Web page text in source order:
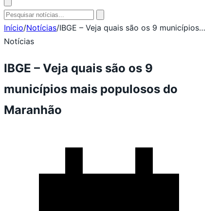
busca
Pesquisar
por:
Início/Notícias/IBGE – Veja quais são os 9 municípios…
Notícias
IBGE – Veja quais são os 9
municípios mais populosos do
Maranhão